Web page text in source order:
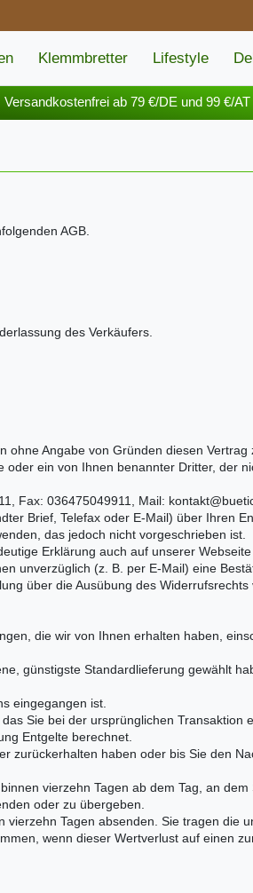
Klemmbretter Lifestyle
Versandkostenfrei ab 79 €/DE und 99 €/AT
AGB.
des Verkäufers.
Angabe von Gründen diesen Vertrag
ein von Ihnen benannter Dritter, der
Fax: 036475049911, Mail:
Brief, Telefax oder E-Mail) über Ihren
das jedoch nicht vorgeschrieben ist.
Erklärung auch auf unserer Webseite
unverzüglich (z. B. per E-Mail) eine
über die Ausübung des Widerrufsrechts
die wir von Ihnen erhalten haben,
günstigste Standardlieferung gewählt
eingegangen ist.
Sie bei der ursprünglichen
Entgelte berechnet.
zurückerhalten haben oder bis Sie den
vierzehn Tagen ab dem Tag, an
oder zu übergeben.
Tagen absenden. Sie tragen die
wenn dieser Wertverlust auf einen